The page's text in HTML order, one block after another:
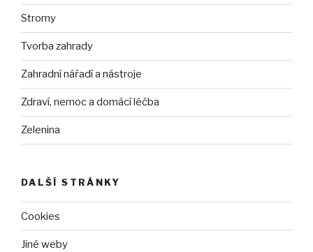
Stromy
Tvorba zahrady
Zahradní nářadí a nástroje
Zdraví, nemoc a domácí léčba
Zelenina
DALŠÍ STRÁNKY
Cookies
Jiné weby